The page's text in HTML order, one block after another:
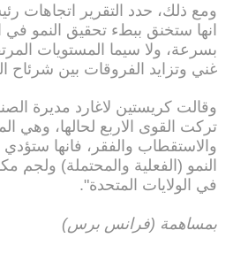
ومع ذلك، حدد التقرير اتجاهات
انها ستخنق ببطء تحقيق النمو في
بسرعة، ولا سيما المستويات
غني وتزايد الفروقات بين شرئاح
وقالت كريستين لاغارد مديرة
تركت القوى الاربع لحالها، وهي
والاستقطاب والفقر، فانها
النمو (الفعلية والمحتملة)
في الولايات المتحدة".
بمساهمة (فرانس برس)